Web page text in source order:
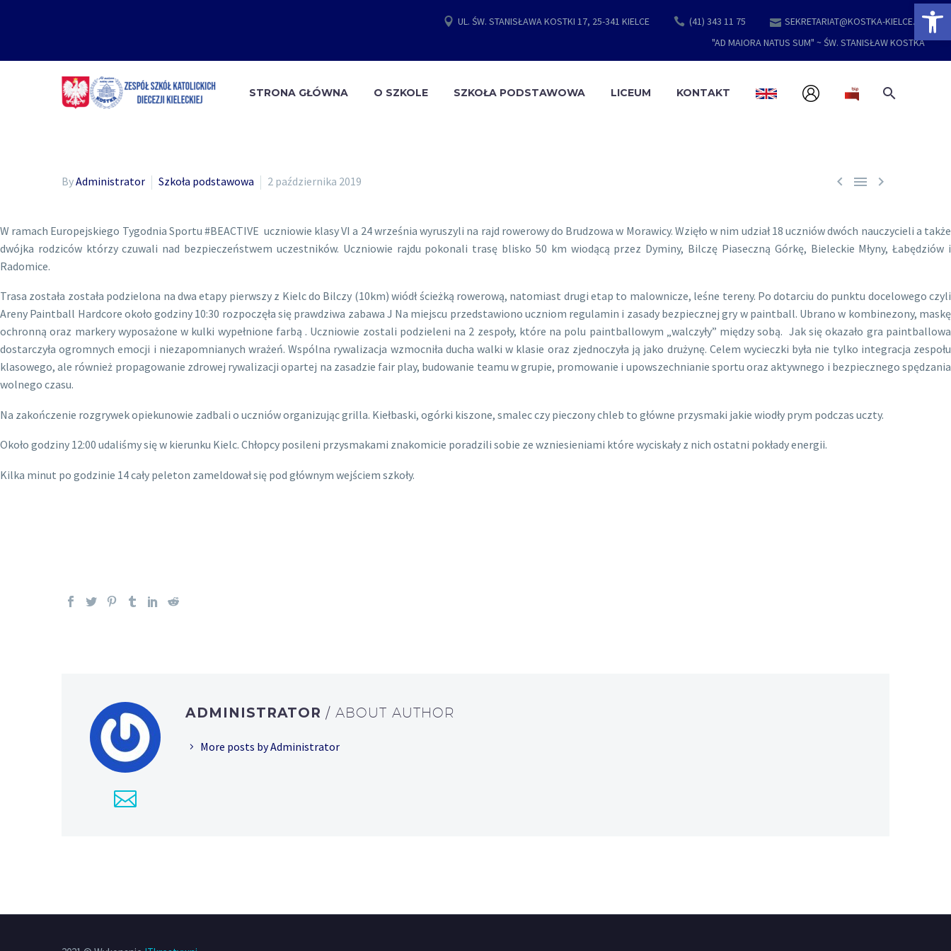
UL. ŚW. STANISŁAWA KOSTKI 17, 25-341 KIELCE (41) 343 11 75
SEKRETARIAT@KOSTKA-KIELCE.PL
"AD MAIORA NATUS SUM" ~ ŚW. STANISŁAW KOSTKA
STRONA GŁÓWNA O SZKOLE SZKOŁA PODSTAWOWA LICEUM KONTAKT
  
ByAdministrator Szkoła podstawowa 2 października 2019
W ramach Europejskiego Tygodnia Sportu #BEACTIVE uczniowie klasy VI a 24 września wyruszyli na rajd rowerowy do Brudzowa w Morawicy. Wzięło w nim udział 18 uczniów dwóch nauczycieli a także
dwójka rodziców którzy czuwali nad bezpieczeństwem uczestników. Uczniowie rajdu pokonali trasę blisko 50 km wiodącą przez Dyminy, Bilczę Piaseczną Górkę, Bieleckie Młyny, Łabędziów i
Radomice.
Trasa została została podzielona na dwa etapy pierwszy z Kielc do Bilczy (10km) wiódł ścieżką rowerową, natomiast drugi etap to malownicze, leśne tereny. Po dotarciu do punktu docelowego czyli
Areny Paintball Hardcore około godziny 10:30 rozpoczęła się prawdziwa zabawa J Na miejscu przedstawiono uczniom regulamin i zasady bezpiecznej gry w paintball. Ubrano w kombinezony, maskę
ochronną oraz markery wyposażone w kulki wypełnione farbą . Uczniowie zostali podzieleni na 2 zespoły, które na polu paintballowym „walczyły” między sobą. Jak się okazało gra paintballowa
dostarczyła ogromnych emocji i niezapomnianych wrażeń. Wspólna rywalizacja wzmocniła ducha walki w klasie oraz zjednoczyła ją jako drużynę. Celem wycieczki była nie tylko integracja zespołu
klasowego, ale również propagowanie zdrowej rywalizacji opartej na zasadzie fair play, budowanie teamu w grupie, promowanie i upowszechnianie sportu oraz aktywnego i bezpiecznego spędzania
wolnego czasu.
Na zakończenie rozgrywek opiekunowie zadbali o uczniów organizując grilla. Kiełbaski, ogórki kiszone, smalec czy pieczony chleb to główne przysmaki jakie wiodły prym podczas uczty.
Około godziny 12:00 udaliśmy się w kierunku Kielc. Chłopcy posileni przysmakami znakomicie poradzili sobie ze wzniesieniami które wyciskały z nich ostatni pokłady energii.
Kilka minut po godzinie 14 cały peleton zameldował się pod głównym wejściem szkoły.
ADMINISTRATOR/ ABOUT AUTHOR
More posts by Administrator